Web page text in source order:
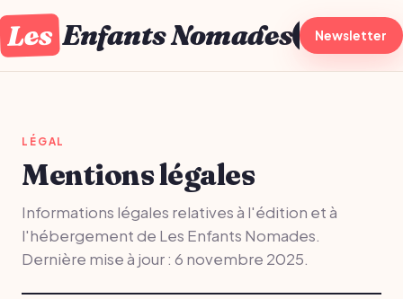
Les Enfants Nomades À la une
Newsletter
LÉGAL
Mentions légales
Informations légales relatives à l'édition et à
l'hébergement de Les Enfants Nomades.
Dernière mise à jour : 6 novembre 2025.